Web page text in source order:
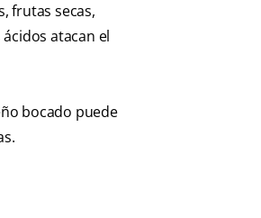
frutas secas,
atacan el
bocado puede